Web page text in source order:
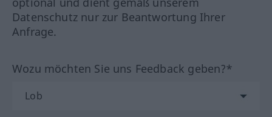
Datenschutz nur zur Beantwortung Ihrer
Anfrage.
Wozu möchten Sie uns Feedback geben?*